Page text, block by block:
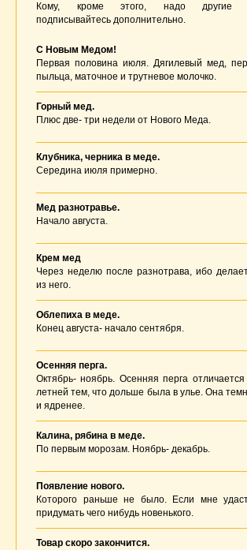
Кому, кроме этого, надо другие
подписывайтесь дополнительно.
С Новым Медом!
Первая половина июля. Дягилевый мед,
пыльца, маточное и трутневое молочко.
Горный мед.
Плюс две- три недели от Нового Меда.
Клубника, черника в меде.
Середина июля примерно.
Мед разнотравье.
Начало августа.
Крем мед
Через неделю после разнотрава, ибо
из него.
Облепиха в меде.
Конец августа- начало сентября.
Осенняя перга.
Октябрь- ноябрь. Осенняя перга отличается
летней тем, что дольше была в улье. Она
и ядренее.
Калина, рябина в меде.
По первым морозам. Ноябрь- декабрь.
Появление нового.
Которого раньше не было. Если мне
придумать чего нибудь новенького.
Товар скоро закончится.